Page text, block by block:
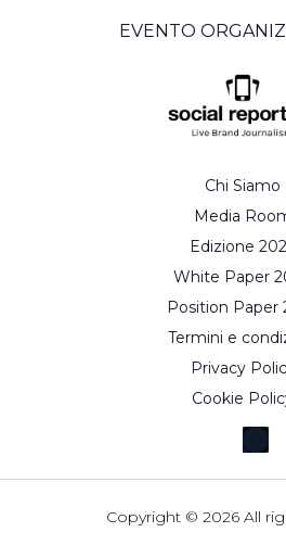
EVENTO
Chi Siamo
Media
Edizione
White Paper
Position Paper
Termini e
Privacy
Cookie
XWA
Copyright © 2026 All